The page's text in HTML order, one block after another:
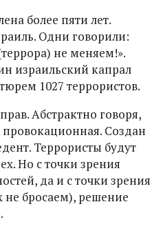
более пяти лет.
Одни говорили:
не меняем!».
израильский капрал
1027 террористов.
Абстрактно говоря,
Создан
Террористы будут
Но с точки зрения
да и с точки зрения
не бросаем), решение